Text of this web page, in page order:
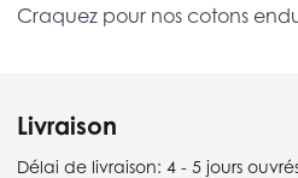
Craquez pour nos cotons
Livraison
Délai de livraison: 4 - 5 jours